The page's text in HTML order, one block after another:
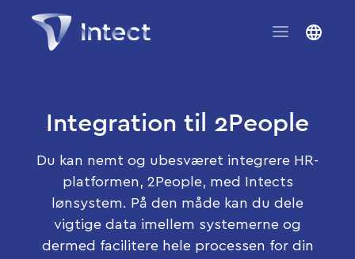
Integration til 2People
Du kan nemt og ubesværet integrere HR-
platformen, 2People, med Intects
lønsystem. På den måde kan du dele
vigtige data imellem systemerne og
dermed facilitere hele processen for din